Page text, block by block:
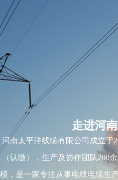
走进河
河南太平洋线缆有限公司成立于
（认缴），生产及协作团队200
模，是一家专注从事电线电缆生